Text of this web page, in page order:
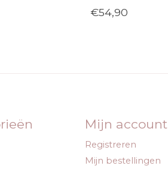
€54,90
Mijn account
Registreren
Mijn bestellingen